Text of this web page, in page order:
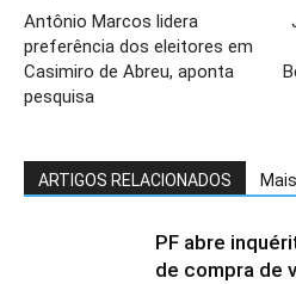
Antônio Marcos lidera
preferência dos eleitores em
Casimiro de Abreu, aponta
pesquisa
ARTIGOS RELACIONADOS
PF abre
de compra de